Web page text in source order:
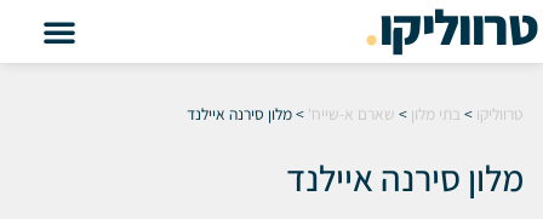
טרווליקו.
טרווליקו > בתי מלון > שארם א-שייח' >מלון סירנה איילנד
מלון סירנה איילנד